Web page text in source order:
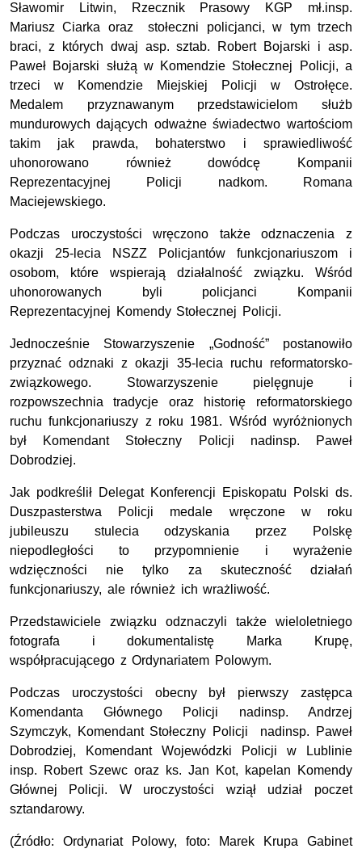
Sławomir Litwin, Rzecznik Prasowy KGP mł.insp.
Mariusz Ciarka oraz stołeczni policjanci, w tym trzech
braci, z których dwaj asp. sztab. Robert Bojarski i asp.
Paweł Bojarski służą w Komendzie Stołecznej Policji, a
trzeci w Komendzie Miejskiej Policji w Ostrołęce.
Medalem przyznawanym przedstawicielom służb
mundurowych dających odważne świadectwo wartościom
takim jak prawda, bohaterstwo i sprawiedliwość
uhonorowano również dowódcę Kompanii
Reprezentacyjnej Policji nadkom. Romana
Maciejewskiego.
Podczas uroczystości wręczono także odznaczenia z
okazji 25-lecia NSZZ Policjantów funkcjonariuszom i
osobom, które wspierają działalność związku. Wśród
uhonorowanych byli policjanci Kompanii
Reprezentacyjnej Komendy Stołecznej Policji.
Jednocześnie Stowarzyszenie „Godność” postanowiło
przyznać odznaki z okazji 35-lecia ruchu reformatorsko-
związkowego. Stowarzyszenie pielęgnuje i
rozpowszechnia tradycje oraz historię reformatorskiego
ruchu funkcjonariuszy z roku 1981. Wśród wyróżnionych
był Komendant Stołeczny Policji nadinsp. Paweł
Dobrodziej.
Jak podkreślił Delegat Konferencji Episkopatu Polski ds.
Duszpasterstwa Policji medale wręczone w roku
jubileuszu stulecia odzyskania przez Polskę
niepodległości to przypomnienie i wyrażenie
wdzięczności nie tylko za skuteczność działań
funkcjonariuszy, ale również ich wrażliwość.
Przedstawiciele związku odznaczyli także wieloletniego
fotografa i dokumentalistę Marka Krupę,
współpracującego z Ordynariatem Polowym.
Podczas uroczystości obecny był pierwszy zastępca
Komendanta Głównego Policji nadinsp. Andrzej
Szymczyk, Komendant Stołeczny Policji nadinsp. Paweł
Dobrodziej, Komendant Wojewódzki Policji w Lublinie
insp. Robert Szewc oraz ks. Jan Kot, kapelan Komendy
Głównej Policji. W uroczystości wziął udział poczet
sztandarowy.
(Źródło: Ordynariat Polowy, foto: Marek Krupa Gabinet